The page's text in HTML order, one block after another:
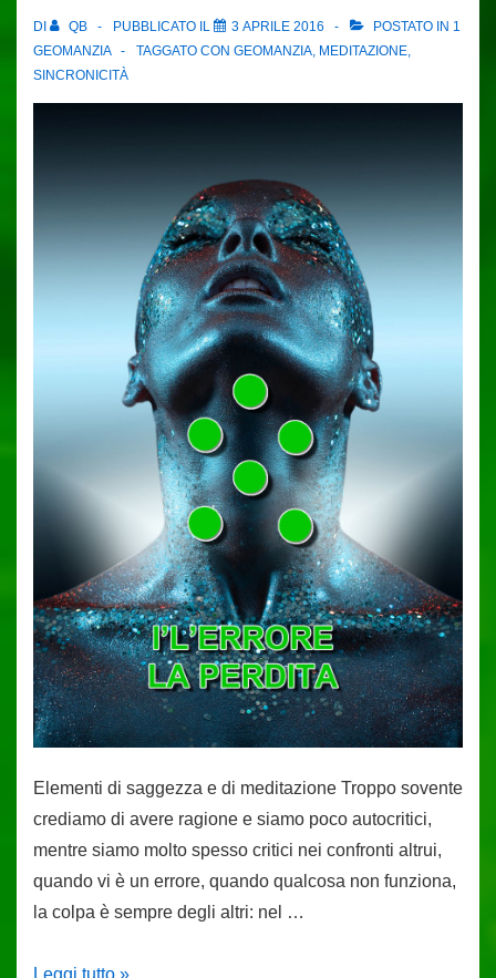
DI QB PUBBLICATO IL 3 APRILE 2016 POSTATO IN 1
GEOMANZIA
TAGGATO CON GEOMANZIA, MEDITAZIONE,
SINCRONICITÀ
Elementi di saggezza e di meditazione Troppo sovente
crediamo di avere ragione e siamo poco autocritici,
mentre siamo molto spesso critici nei confronti altrui,
quando vi è un errore, quando qualcosa non funziona,
la colpa è sempre degli altri: nel …
Geomanzia